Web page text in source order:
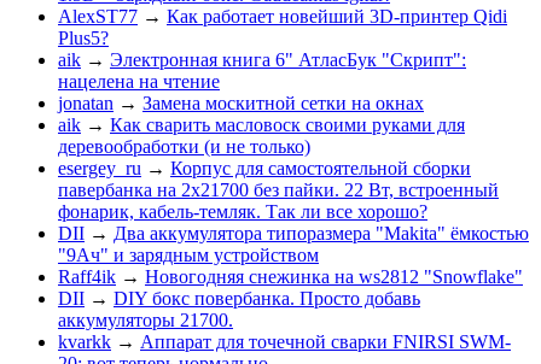
AlexST77 → Как работает новейший 3D-принтер Qidi
Plus5?
aik → Электронная книга 6" АтласБук "Скрипт":
нацелена на чтение
jonatan → Замена москитной сетки на окнах
aik → Как сварить масловоск своими руками для
деревообработки (и не только)
esergey_ru → Корпус для самостоятельной сборки
павербанка на 2х21700 без пайки. 22 Вт, встроенный
фонарик, кабель-темляк. Так ли все хорошо?
DII → Два аккумулятора типоразмера "Makita" ёмкостью
"9Ач" и зарядным устройством
Raff4ik → Новогодняя снежинка на ws2812 "Snowflake"
DII → DIY бокс повербанка. Просто добавь
аккумуляторы 21700.
kvarkk → Аппарат для точечной сварки FNIRSI SWM-